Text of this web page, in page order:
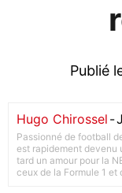
Publié
Hugo Chirossel -
Passionné de football
est rapidement devenu
tard un amour pour la
ceux de la Formule 1 et